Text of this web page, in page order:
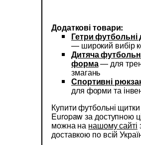
Додаткові товари:
Гетри футбольні
— широкий вибір
Дитяча
форма— для
змагань
Спортивні
для форми та
Купити футбольні щитки
Europaw за доступною
можна на нашому сайті
доставкою по всій